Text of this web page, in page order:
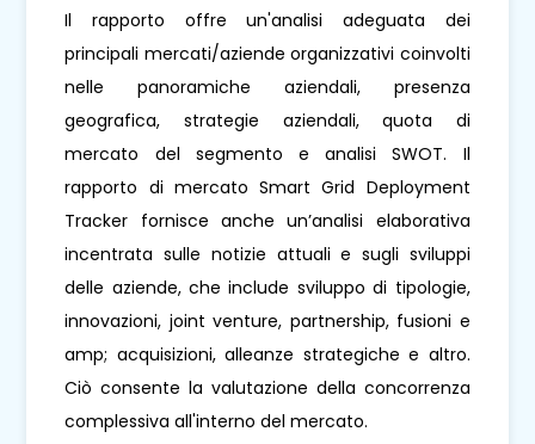
Il rapporto offre un'analisi adeguata dei
principali mercati/aziende organizzativi coinvolti
nelle panoramiche aziendali, presenza
geografica, strategie aziendali, quota di
mercato del segmento e analisi SWOT. Il
rapporto di mercato Smart Grid Deployment
Tracker fornisce anche un’analisi elaborativa
incentrata sulle notizie attuali e sugli sviluppi
delle aziende, che include sviluppo di tipologie,
innovazioni, joint venture, partnership, fusioni e
amp; acquisizioni, alleanze strategiche e altro.
Ciò consente la valutazione della concorrenza
complessiva all'interno del mercato.